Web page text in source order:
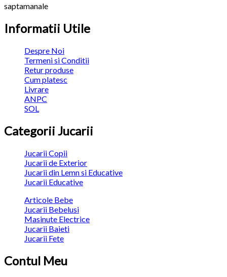
saptamanale
Informatii Utile
Despre Noi
Termeni si Conditii
Retur produse
Cum platesc
Livrare
ANPC
SOL
Categorii Jucarii
Jucarii Copii
Jucarii de Exterior
Jucarii din Lemn si Educative
Jucarii Educative
Articole Bebe
Jucarii Bebelusi
Masinute Electrice
Jucarii Baieti
Jucarii Fete
Contul Meu